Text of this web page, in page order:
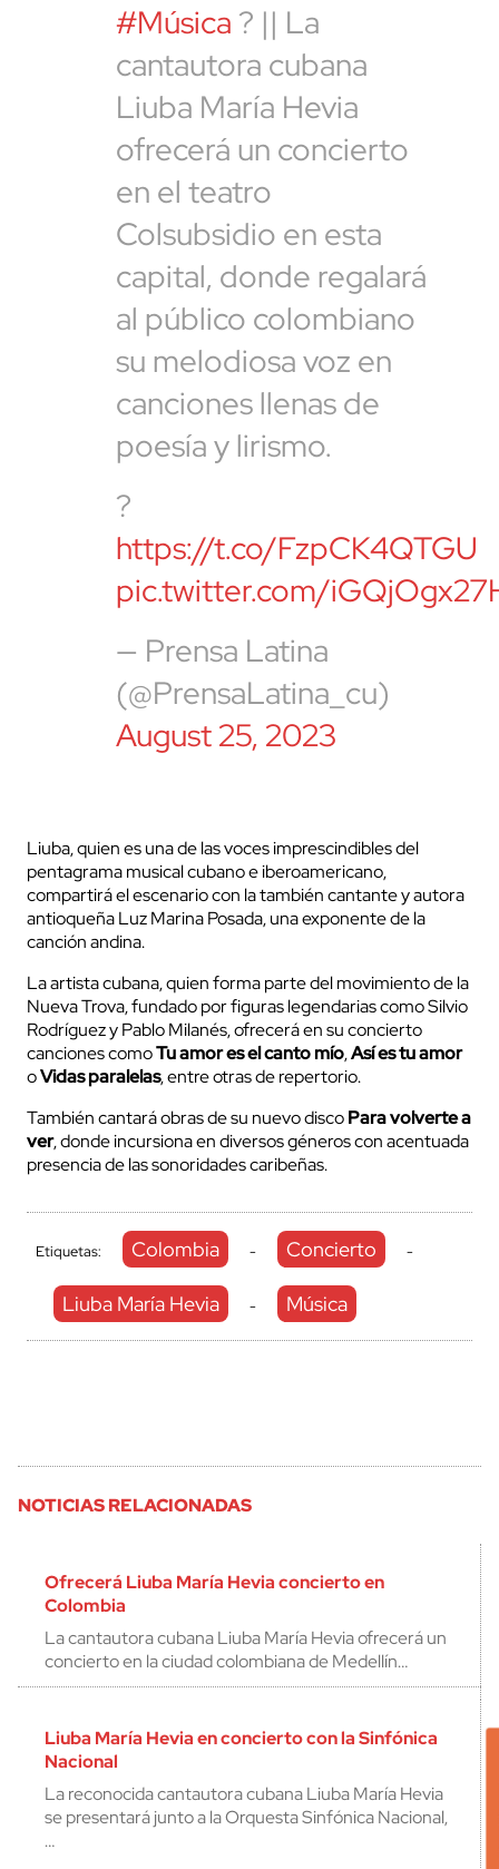
#Música ? || La
cantautora cubana
Liuba María Hevia
ofrecerá un concierto
en el teatro
Colsubsidio en esta
capital, donde regalará
al público colombiano
su melodiosa voz en
canciones llenas de
poesía y lirismo.
?
https://t.co/FzpCK4QTGU
pic.twitter.com/
— Prensa Latina
(@PrensaLatina_cu)
August 25, 2023
Liuba, quien es una de las voces imprescindibles del
pentagrama musical cubano e iberoamericano,
compartirá el escenario con la también cantante y autora
antioqueña Luz Marina Posada, una exponente de la
canción andina.
La artista cubana, quien forma parte del movimiento de la
Nueva Trova, fundado por figuras legendarias como Silvio
Rodríguez y Pablo Milanés, ofrecerá en su concierto
canciones comoTu amor es el canto mío,Así es tu amor
oVidas paralelas, entre otras de repertorio.
También cantará obras de su nuevo discoPara volverte a
ver, donde incursiona en diversos géneros con acentuada
presencia de las sonoridades caribeñas.
Etiquetas: Colombia - Concierto -
Liuba María Hevia - Música
NOTICIAS RELACIONADAS
Ofrecerá Liuba María Hevia concierto en
Colombia
La cantautora cubana Liuba María Hevia ofrecerá un
concierto en la ciudad colombiana de Medellín…
Liuba María Hevia en concierto con la Sinfónica
Nacional
La reconocida cantautora cubana Liuba María Hevia
se presentará junto a la Orquesta Sinfónica Nacional,
…